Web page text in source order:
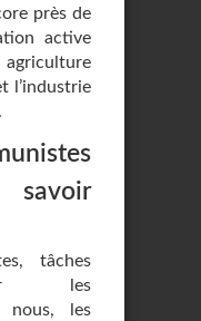
près de
active
l’industrie
tâches
les
nous, les